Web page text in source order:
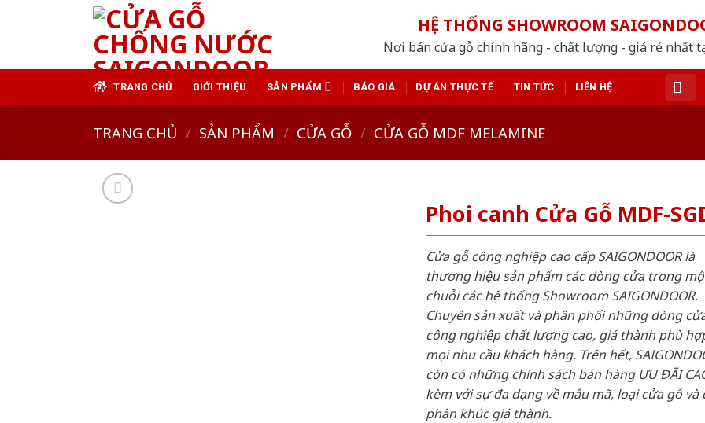
HỆ THỐNG SHOWROOM
Nơi bán cửa gỗ chính hãng - chất lượng - giá rẻ nhất
TRANG CHỦ GIỚI THIỆU SẢN PHẨM BÁO GIÁ DỰ ÁN THỰC TẾ TIN TỨC LIÊN HỆ
TRANG CHỦ / SẢN PHẨM / CỬA GỖ / CỬA GỖ MDF MELAMINE
Phoi canh Cửa Gỗ MDF-
Cửa gỗ công nghiệp cao cấp SAIGONDOOR là
thương hiệu sản phẩm các dòng cửa trong
chuỗi các hệ thống Showroom SAIGONDOOR.
Chuyên sản xuất và phân phối những dòng
công nghiệp chất lượng cao, giá thành phù
mọi nhu cầu khách hàng. Trên hết,
còn có những chính sách bán hàng ƯU ĐÃI
kèm với sự đa dạng về mẫu mã, loại cửa gỗ và
phân khúc giá thành.